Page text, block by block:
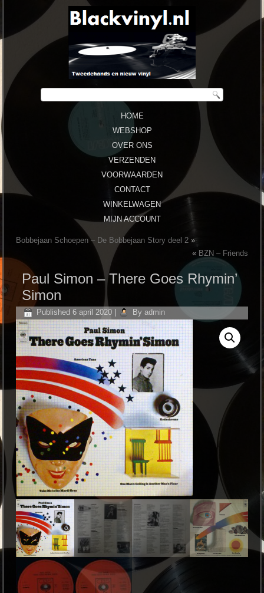
HOME
WEBSHOP
OVER ONS
VERZENDEN
VOORWAARDEN
CONTACT
WINKELWAGEN
MIJN ACCOUNT
Bobbejaan Schoepen – De Bobbejaan Story deel 2 »
« BZN ‎– Friends
Paul Simon ‎– There Goes Rhymin’
Simon
Published 6 april 2020 By admin